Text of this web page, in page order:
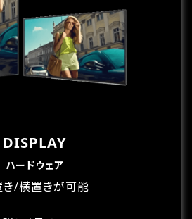
DISPLAY
ハードウェア
き/横置きが可能